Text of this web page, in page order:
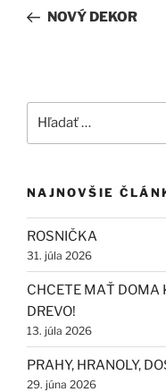
článku
článokNOVÝ DEKOR
NAJNOVŠIE
ROSNIČKA
31. júla 2026
CHCETE MAŤ DOMA
DREVO!
13. júla 2026
PRAHY, HRANOLY,
29. júna 2026